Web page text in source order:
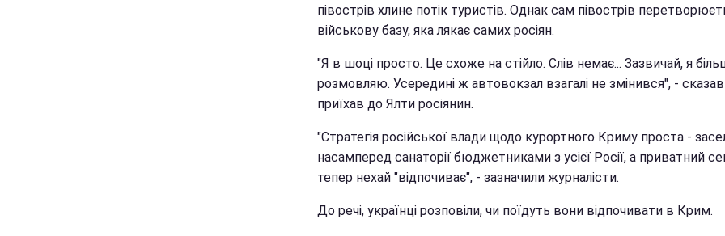
півострів хлине потік туристів. Однак сам півострів
військову базу, яка лякає самих росіян.
"Я в шоці просто. Це схоже на стійло. Слів немає... Зазвичай, я
розмовляю. Усередині ж автовокзал взагалі не змінився", - сказав
приїхав до Ялти росіянин.
"Стратегія російської влади щодо курортного Криму проста -
насамперед санаторії бюджетниками з усієї Росії, а приватний
тепер нехай "відпочиває", - зазначили журналісти.
До речі, українці розповіли, чи поїдуть вони відпочивати в Крим.